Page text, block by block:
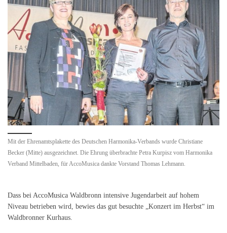
Mit der Ehrenamtsplakette des Deutschen Harmonika-Verbands wurde Christiane
Becker (Mitte) ausgezeichnet. Die Ehrung überbrachte Petra Kurpisz vom Harmonika
Verband Mittelbaden, für AccoMusica dankte Vorstand Thomas Lehmann.
Dass bei AccoMusica Waldbronn intensive Jugendarbeit auf hohem
Niveau betrieben wird, bewies das gut besuchte „Konzert im Herbst“ im
Waldbronner Kurhaus.